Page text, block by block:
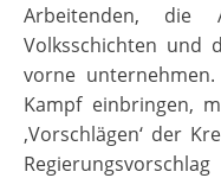
Arbeitenden, die
Volksschichten und
vorne
Kampf einbringen,
‚Vorschlägen‘ der